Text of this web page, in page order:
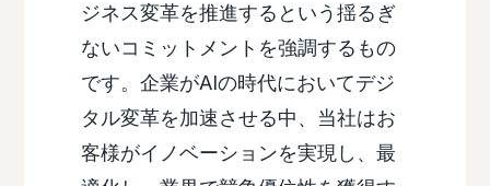
ジネス変革を推進するという揺るぎ
ないコミットメントを強調するもの
です。企業がAIの時代においてデジ
タル変革を加速させる中、当社はお
客様がイノベーションを実現し、最